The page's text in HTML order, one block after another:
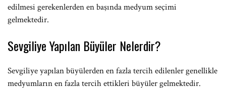
edilmesi gerekenlerden en başında medyum seçimi
gelmektedir.
Sevgiliye Yapılan Büyüler Nelerdir?
Sevgiliye yapılan büyülerden en fazla tercih edilenler genellikle
medyumların en fazla tercih ettikleri büyüler gelmektedir.